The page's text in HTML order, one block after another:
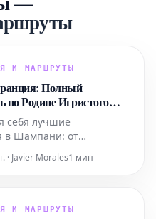
И МАРШРУТЫ
Полный
по Родине Игристого
себя лучшие
в Шампани: от
живого хип-хопа
остановиться в
· Javier Morales1 мин
И МАРШРУТЫ